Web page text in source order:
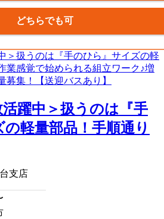
どちらでも可
活躍中＞扱うのは『手
軽量部品！手順通り
支店